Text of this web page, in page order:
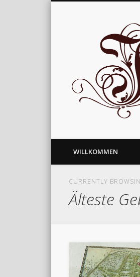
gelesen, geschrieben und
WILLKOMMEN
CURRENTLY
Älteste